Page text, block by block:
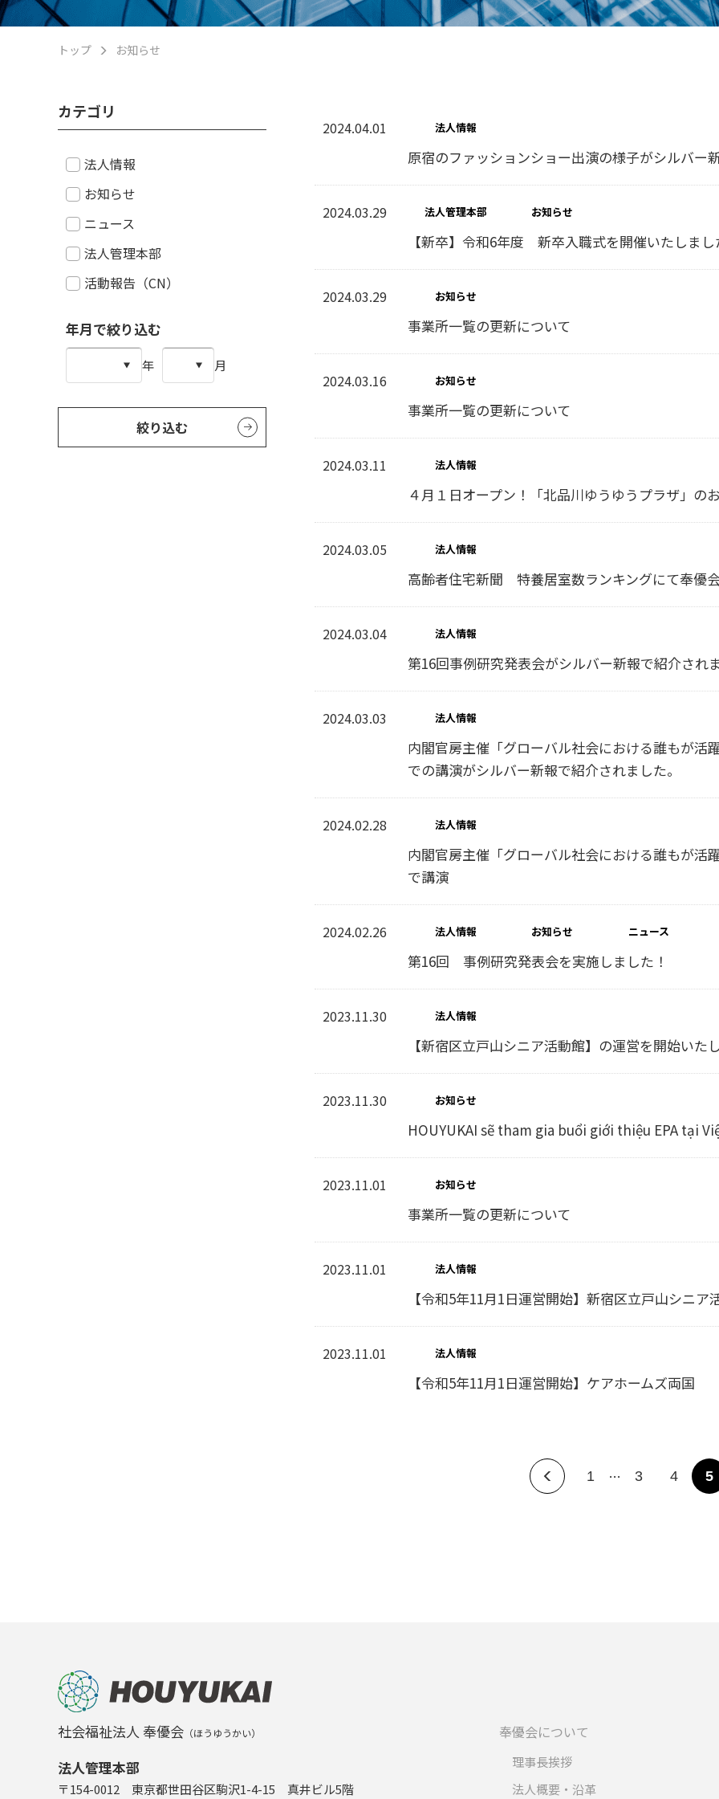
トップ お知らせ
2024.04.01 法人情報
原宿のファッションショー出演の様子がシルバー
2024.03.29 法人管理本部 お知らせ
【新卒】令和6年度 新卒入職式を開催いたしまし
2024.03.29 お知らせ
事業所一覧の更新について
2024.03.16 お知らせ
事業所一覧の更新について
2024.03.11 法人情報
４月１日オープン！「北品川ゆうゆうプラザ」の
2024.03.05 法人情報
高齢者住宅新聞 特養居室数ランキングにて奉優
2024.03.04 法人情報
第16回事例研究発表会がシルバー新報で紹介され
2024.03.03 法人情報
内閣官房主催「グローバル社会における誰もが活
での講演がシルバー新報で紹介されました。
2024.02.28 法人情報
内閣官房主催「グローバル社会における誰もが活
で講演
2024.02.26 法人情報 お知らせ ニュース
第16回 事例研究発表会を実施しました！
2023.11.30 法人情報
【新宿区立戸山シニア活動館】の運営を開始いた
2023.11.30 お知らせ
HOUYUKAI sẽ tham gia buổi giới thiệu EPA tại
2023.11.01 お知らせ
事業所一覧の更新について
2023.11.01 法人情報
【令和5年11月1日運営開始】新宿区立戸山シニア
2023.11.01 法人情報
【令和5年11月1日運営開始】ケアホームズ両国
1 … 3 4 5
カテゴリ
法人情報
お知らせ
ニュース
法人管理本部
活動報告（CN）
年月で絞り込む
年 月
絞り込む
社会福祉法人 奉優会 （ほうゆうかい）
法人管理本部
〒154-0012 東京都世田谷区駒沢1-4-15 真井ビル5階
奉優会について
理事長挨拶
法人概要・沿革